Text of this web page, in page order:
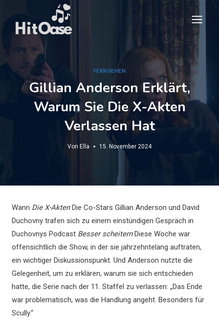
springen
FERNSEHEN
Gillian Anderson Erklärt,
Warum Sie Die X-Akten
Verlassen Hat
Von Ella 15. November 2024
Wann Die X-AktenDie Co-Stars Gillian Anderson und David
Duchovny trafen sich zu einem einstündigen Gespräch in
Duchovnys Podcast Besser scheiternDiese Woche war
offensichtlich die Show, in der sie jahrzehntelang auftraten,
ein wichtiger Diskussionspunkt. Und Anderson nutzte die
Gelegenheit, um zu erklären, warum sie sich entschieden
hatte, die Serie nach der 11. Staffel zu verlassen: „Das Ende
war problematisch, was die Handlung angeht. Besonders für
Scully.“